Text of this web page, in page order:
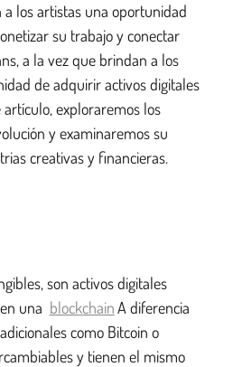
a los artistas una oportunidad
su trabajo y conectar
a la vez que brindan a los
de adquirir activos digitales
artículo, exploraremos los
y examinaremos su
creativas y financieras.
son activos digitales
una blockchainA diferencia
como Bitcoin o
y tienen el mismo